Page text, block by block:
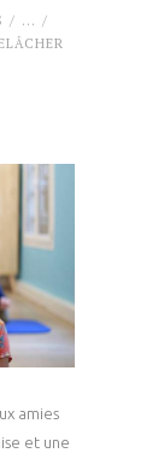
...
amies
et une